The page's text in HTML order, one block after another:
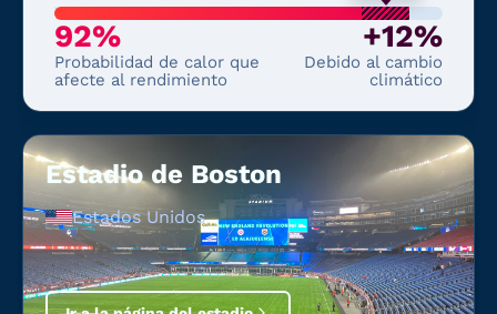
92%
Probabilidad de calor que
afecte al rendimiento
+12%
Debido al cambio
climático
Estadio de Boston
Estados Unidos